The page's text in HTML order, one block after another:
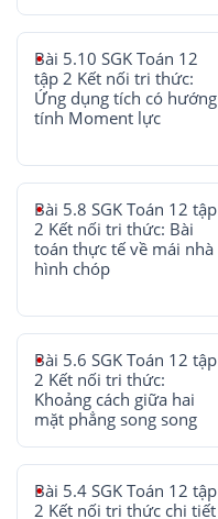
Bài 5.10 SGK Toán 12
tập 2 Kết nối tri thức:
Ứng dụng tích có hướng
tính Moment lực
Bài 5.8 SGK Toán 12 tập
2 Kết nối tri thức: Bài
toán thực tế về mái nhà
hình chóp
Bài 5.6 SGK Toán 12 tập
2 Kết nối tri thức:
Khoảng cách giữa hai
mặt phẳng song song
Bài 5.4 SGK Toán 12 tập
2 Kết nối tri thức chi tiết